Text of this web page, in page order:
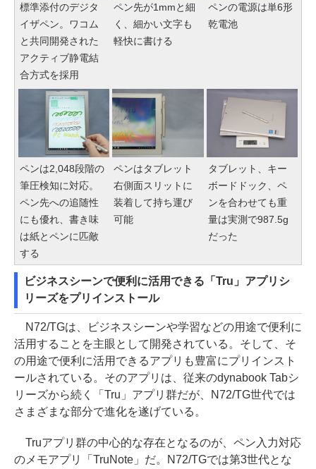
標準添付のデジタ
イザペン。ワコム
と共同開発された
アクティブ静電結
合方式を採用
ペン先が1mmと細
く、細かい文字も
軽快に書ける
ペンの電源は単6形
乾電池
ペンは2,048段階の
筆圧検知に対応。
ペン先への追随性
にも優れ、書き味
は紙とペンに匹敵
する
ペンはタブレット
右側面スリットに
装着して持ち運び
可能
タブレット、キー
ボードドック、ペ
ンを合わせても重
量は実測で987.5g
だった
ビジネスシーンで便利に活用できる「Tru」アプリシ
リーズをプリインストール
N72/TGは、ビジネスシーンや学習などの用途で便利に
活用することを主眼として開発されている。そして、そ
の用途で便利に活用できるアプリも豊富にプリインスト
ールされている。そのアプリは、従来のdynabook Tabシ
リーズから続く「Tru」アプリ群だが、N72/TG世代では
さまざまな部分で進化を遂げている。
Truアプリ群の中心的な存在となるのが、ペン入力対応
のメモアプリ「TruNote」だ。N72/TGでは第3世代とな